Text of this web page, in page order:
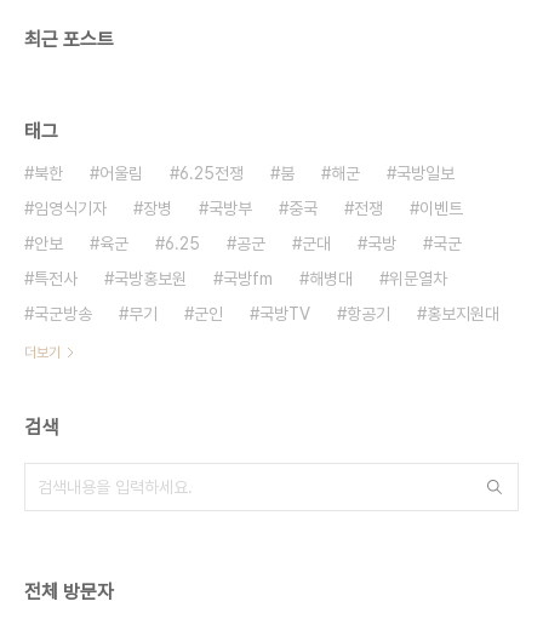
최근 포스트
태그
북한 어울림 6.25전쟁 붐 해군
국방일보
임영식기자
장병 국방부 중국 전쟁
이벤트
안보
육군 6.25 공군 군대 국방
국군
특전사
국방홍보원 국방fm 해병대
위문열차
국군방송
무기 군인 국방TV 항공기 홍보지원대
더보기
검색
전체 방문자